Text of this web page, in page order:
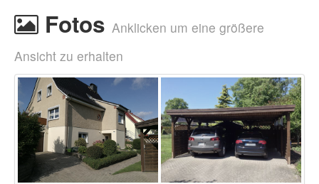
Fotos Anklicken um eine größere
Ansicht zu erhalten